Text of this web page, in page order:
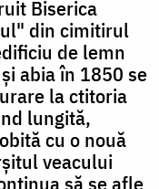
Biserica
din cimitirul
de lemn
abia în 1850 se
la ctitoria
lungită,
cu o nouă
veacului
să se afle